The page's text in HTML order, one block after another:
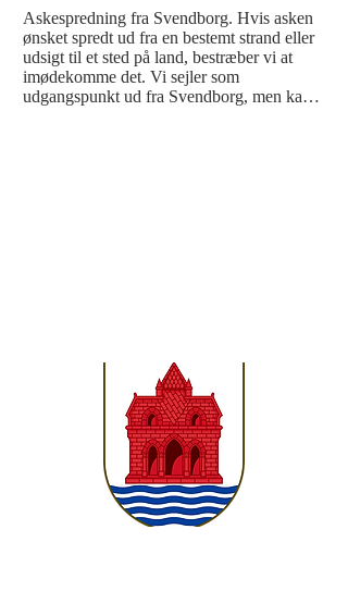
Askespredning fra Svendborg. Hvis asken
ønsket spredt ud fra en bestemt strand eller
udsigt til et sted på land, bestræber vi at
imødekomme det. Vi sejler som
udgangspunkt ud fra Svendborg, men kan